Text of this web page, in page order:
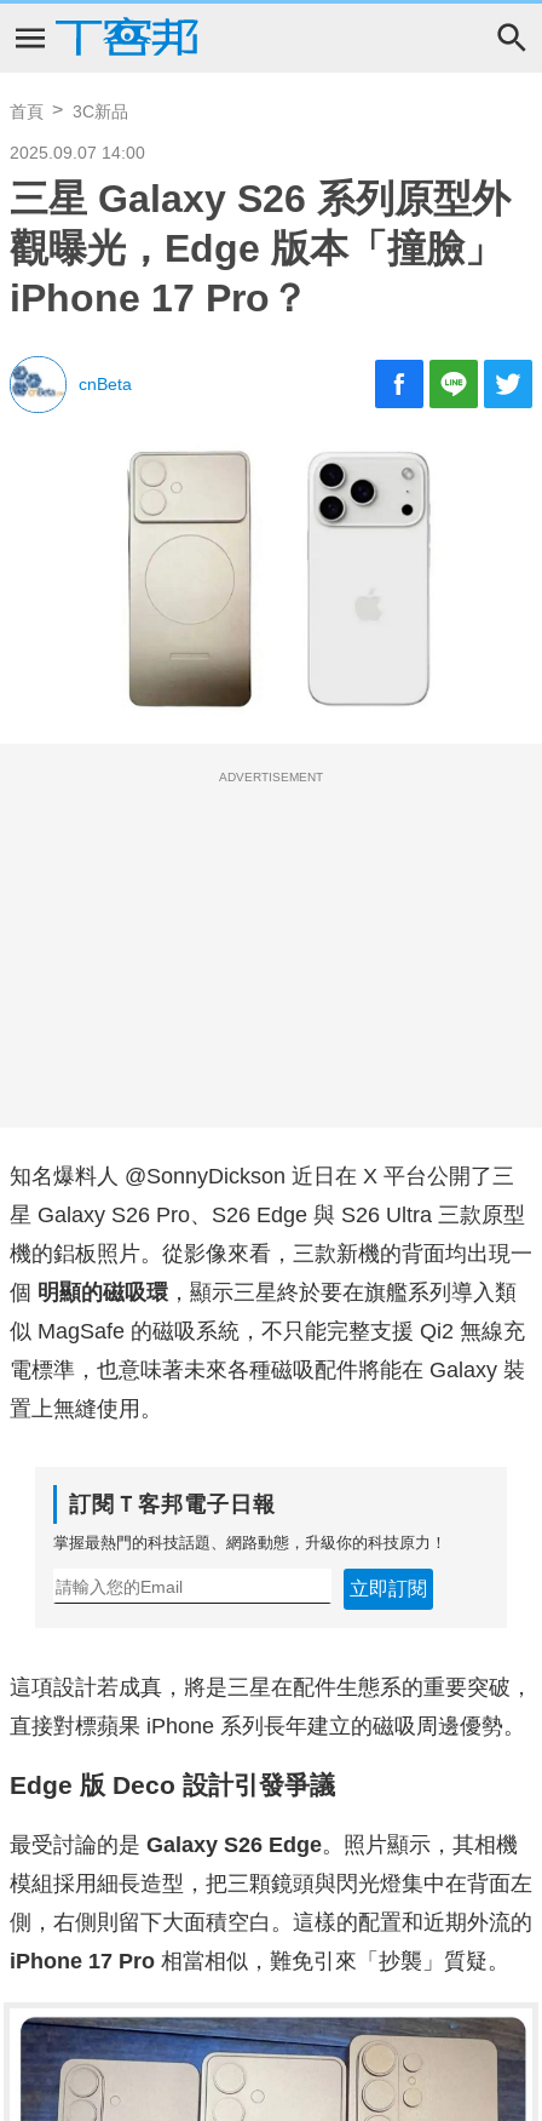
首頁 3C新品
2025.09.07 14:00
三星 Galaxy S26 系列原型外
觀曝光，Edge 版本「撞臉」
iPhone 17 Pro？
cnBeta
ADVERTISEMENT
知名爆料人 @SonnyDickson 近日在 X 平台公開了三
星 Galaxy S26 Pro、S26 Edge 與 S26 Ultra 三款原型
機的鋁板照片。從影像來看，三款新機的背面均出現一
個 明顯的磁吸環 ，顯示三星終於要在旗艦系列導入類
似 MagSafe 的磁吸系統，不只能完整支援 Qi2 無線充
電標準，也意味著未來各種磁吸配件將能在 Galaxy 裝
置上無縫使用。
訂閱Ｔ客邦電子日報
掌握最熱門的科技話題、網路動態，升級你的科技原力！
立即訂閱
這項設計若成真，將是三星在配件生態系的重要突破，
直接對標蘋果 iPhone 系列長年建立的磁吸周邊優勢。
Edge 版 Deco 設計引發爭議
最受討論的是 Galaxy S26 Edge。照片顯示，其相機
模組採用細長造型，把三顆鏡頭與閃光燈集中在背面左
側，右側則留下大面積空白。這樣的配置和近期外流的
iPhone 17 Pro 相當相似，難免引來「抄襲」質疑。